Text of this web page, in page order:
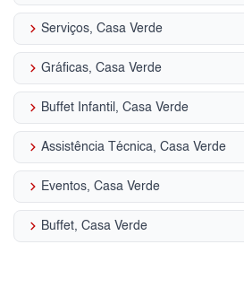
keyboard_arrow_right Serviços, Casa Verde
keyboard_arrow_right Gráficas, Casa Verde
keyboard_arrow_right Buffet Infantil, Casa Verde
keyboard_arrow_right Assistência Técnica, Casa Verde
keyboard_arrow_right Eventos, Casa Verde
keyboard_arrow_right Buffet, Casa Verde